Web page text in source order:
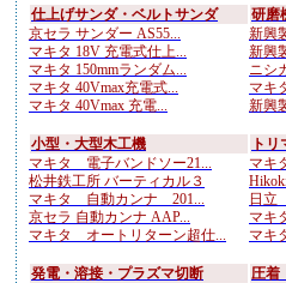
仕上げサンダ・ベルトサンダ
京セラ サンダー AS55...
マキタ 18V 充電式仕上...
マキタ 150mmランダム...
マキタ 40Vmax充電式...
マキタ 40Vmax 充電...
研磨
新興
新興
ニシ
マキ
新興
小型・大型木工機
マキタ 電子バンドソー21...
松井鉄工所 バーティカル３
マキタ 自動カンナ 201...
京セラ 自動カンナ AAP...
マキタ オートリターン超仕...
ト
マキ
日
マキ
マキ
発電・溶接・プラズマ切断
圧着